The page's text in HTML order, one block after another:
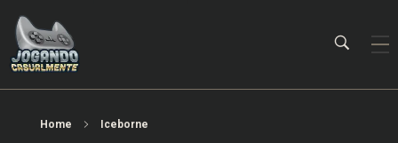
Home Iceborne